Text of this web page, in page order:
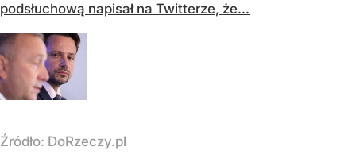
podsłuchową napisał na Twitterze, że...
Źródło: DoRzeczy.pl